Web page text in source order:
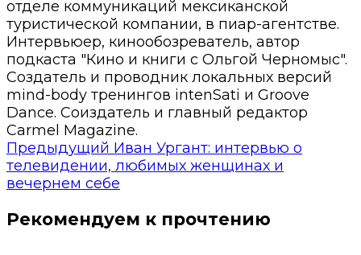
отделе коммуникаций мексиканской
туристической компании, в пиар-агентстве.
Интервьюер, кинообозреватель, автор
подкаста "Кино и книги с Ольгой Черномыс".
Создатель и проводник локальных версий
mind-body тренингов intenSati и Groove
Dance. Соиздатель и главный редактор
Carmel Magazine.
Предыдущий Иван Ургант: интервью о
телевидении, любимых женщинах и
вечернем себе
Рекомендуем к прочтению